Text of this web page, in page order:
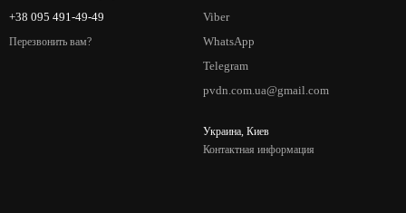
+38 095 491-49-49
Перезвонить вам?
Viber
WhatsApp
Telegram
pvdn.com.ua@gmail.com
Украина, Киев
Контактная информация